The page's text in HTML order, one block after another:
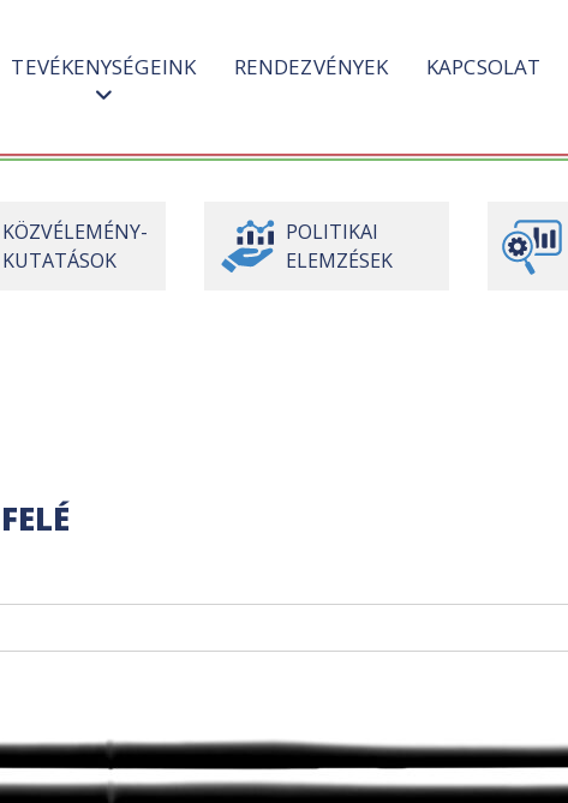
TEVÉKENYSÉGEINK RENDEZVÉNYEK KAPCSOLAT
KÖZVÉLEMÉNY-
KUTATÁSOK
POLITIKAI
ELEMZÉSEK